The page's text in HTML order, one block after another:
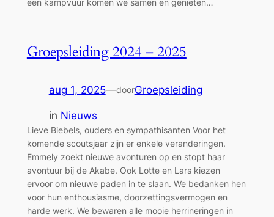
een kampvuur komen we samen en genieten…
Groepsleiding 2024 – 2025
aug 1, 2025—doorGroepsleiding
in Nieuws
Lieve Biebels, ouders en sympathisanten Voor het
komende scoutsjaar zijn er enkele veranderingen.
Emmely zoekt nieuwe avonturen op en stopt haar
avontuur bij de Akabe. Ook Lotte en Lars kiezen
ervoor om nieuwe paden in te slaan. We bedanken hen
voor hun enthousiasme, doorzettingsvermogen en
harde werk. We bewaren alle mooie herrineringen in